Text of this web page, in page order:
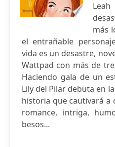
más
el entrañable
vida es un desastre,
Wattpad con más de
Haciendo gala de un
Lily del Pilar debuta en
historia que cautivará a
romance, intriga,
besos...